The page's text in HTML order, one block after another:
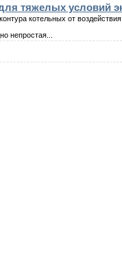
тяжелых условий
котельных от
непростая...